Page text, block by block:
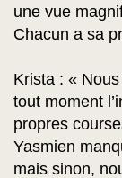
une vue
Chacun a sa
Krista : «
tout moment
propres
Yasmien
mais sinon,